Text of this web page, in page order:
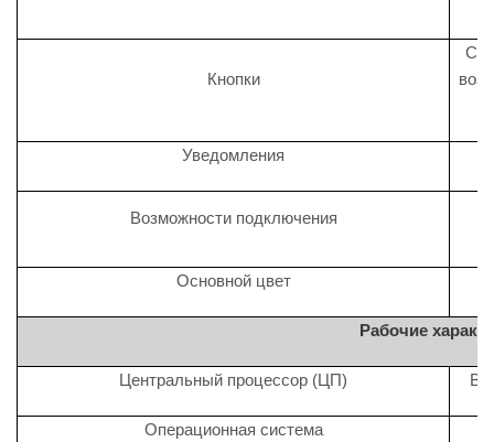
Кнопки
Уведомления
Возможности подключения
Основной цвет
Рабочие
Центральный процессор (ЦП)
Операционная система